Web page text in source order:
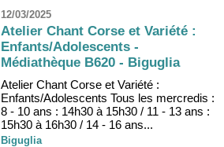
12/03/2025
Atelier Chant Corse et Variété :
Enfants/Adolescents -
Médiathèque B620 - Biguglia
Atelier Chant Corse et Variété :
Enfants/Adolescents Tous les mercredis :
8 - 10 ans : 14h30 à 15h30 / 11 - 13 ans :
15h30 à 16h30 / 14 - 16 ans...
Biguglia